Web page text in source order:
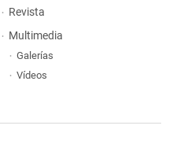
Revista
Multimedia
Galerías
Vídeos